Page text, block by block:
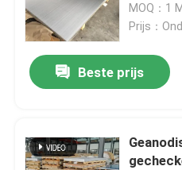
Huis
MOQ：1
Prijs：
Beste prijs